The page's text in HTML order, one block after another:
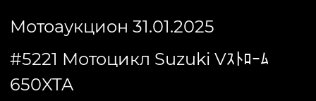
Мотоаукцион 31.01.2025
#5221 Мотоцикл Suzuki Vｽﾄﾛｰﾑ
650XTA